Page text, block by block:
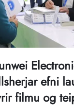
efni
filmu og